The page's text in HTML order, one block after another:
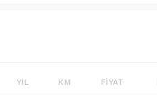
YIL KM FIYAT